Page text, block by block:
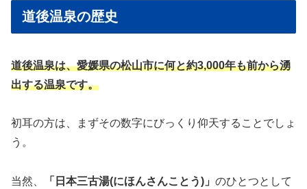
道後温泉の歴史
道後温泉は、愛媛県の松山市に何と約3,000年も前から湧
出する温泉です。
初耳の方は、まずその数字にびっくり仰天することでしょ
う。
当然、 「日本三古湯(にほんさんことう)」 のひとつとして